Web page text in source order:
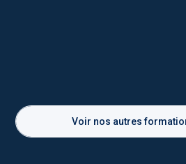
Voir nos autres